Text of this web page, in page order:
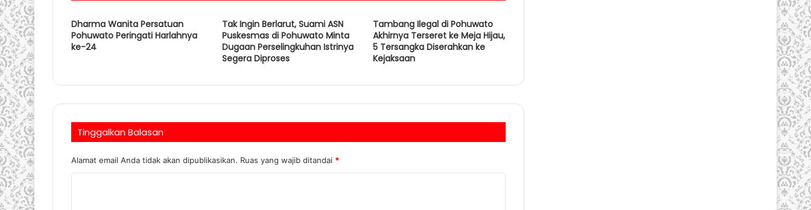
Dharma Wanita Persatuan
Pohuwato Peringati Harlahnya
ke-24
Tak Ingin Berlarut, Suami ASN
Puskesmas di Pohuwato Minta
Dugaan Perselingkuhan Istrinya
Segera Diproses
Tambang Ilegal di Pohuwato
Akhirnya Terseret ke Meja Hijau,
5 Tersangka Diserahkan ke
Kejaksaan
Tinggalkan Balasan
Alamat email Anda tidak akan dipublikasikan. Ruas yang wajib ditandai *